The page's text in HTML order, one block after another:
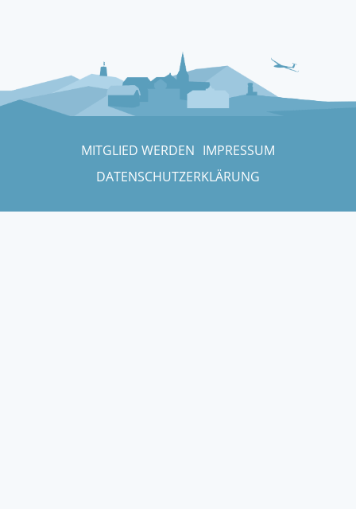
MITGLIED WERDEN IMPRESSUM
DATENSCHUTZERKLÄRUNG